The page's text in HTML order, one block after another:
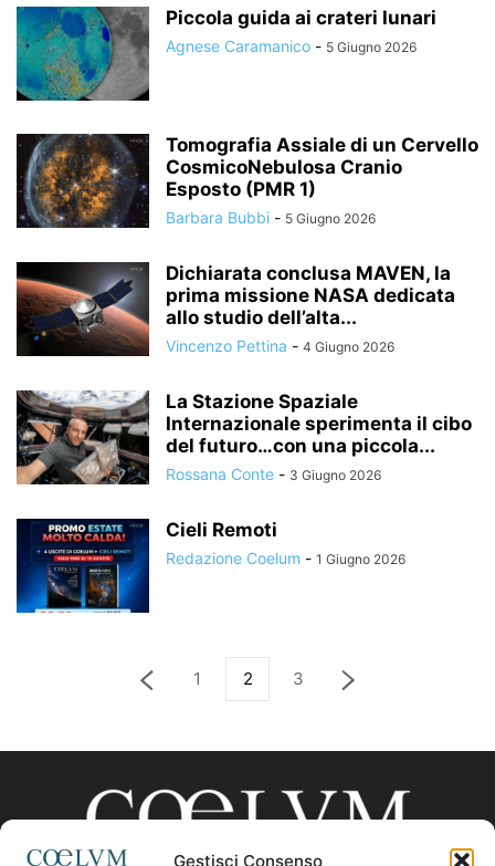
Gestisci Consenso
Piccola guida ai crateri lunari
Agnese Caramanico - 5 Giugno 2026
Tomografia Assiale di un Cervello
CosmicoNebulosa Cranio
Esposto (PMR 1)
Barbara Bubbi - 5 Giugno 2026
Dichiarata conclusa MAVEN, la
prima missione NASA dedicata
allo studio dell’alta...
Vincenzo Pettina - 4 Giugno 2026
La Stazione Spaziale
Internazionale sperimenta il cibo
del futuro…con una piccola...
Rossana Conte - 3 Giugno 2026
Cieli Remoti
Redazione Coelum - 1 Giugno 2026
1 2 3